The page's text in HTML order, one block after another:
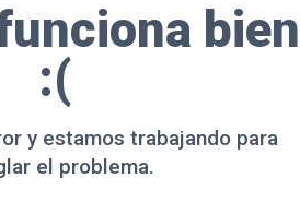
bien
:(
y estamos trabajando para
el problema.